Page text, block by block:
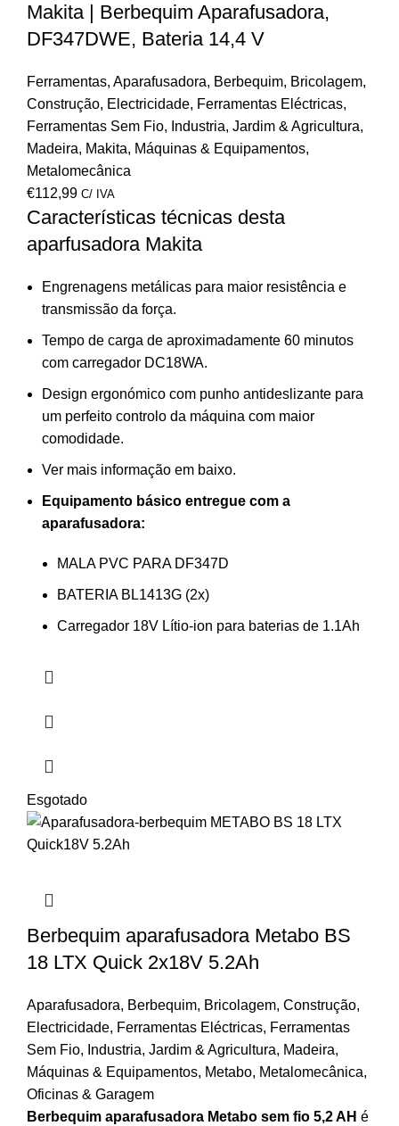
Makita | Berbequim Aparafusadora,
DF347DWE, Bateria 14,4 V
Ferramentas, Aparafusadora, Berbequim, Bricolagem,
Construção, Electricidade, Ferramentas Eléctricas,
Ferramentas Sem Fio, Industria, Jardim & Agricultura,
Madeira, Makita, Máquinas & Equipamentos,
Metalomecânica
€112,99 C/ IVA
Características técnicas desta
aparfusadora Makita
Engrenagens metálicas para maior resistência e
transmissão da força.
Tempo de carga de aproximadamente 60 minutos
com carregador DC18WA.
Design ergonómico com punho antideslizante para
um perfeito controlo da máquina com maior
comodidade.
Ver mais informação em baixo.
Equipamento básico entregue com a
aparafusadora:
MALA PVC PARA DF347D
BATERIA BL1413G (2x)
Carregador 18V Lítio-ion para baterias de 1.1Ah
Esgotado
Berbequim aparafusadora Metabo BS
18 LTX Quick 2x18V 5.2Ah
Aparafusadora, Berbequim, Bricolagem, Construção,
Electricidade, Ferramentas Eléctricas, Ferramentas
Sem Fio, Industria, Jardim & Agricultura, Madeira,
Máquinas & Equipamentos, Metabo, Metalomecânica,
Oficinas & Garagem
Berbequim aparafusadora Metabo sem fio 5,2 AH é